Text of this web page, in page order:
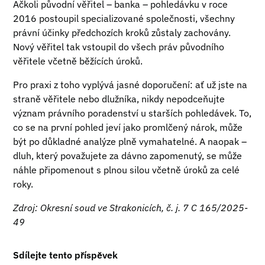
Ačkoli původní věřitel – banka – pohledávku v roce
2016 postoupil specializované společnosti, všechny
právní účinky předchozích kroků zůstaly zachovány.
Nový věřitel tak vstoupil do všech práv původního
věřitele včetně běžících úroků.
Pro praxi z toho vyplývá jasné doporučení: ať už jste na
straně věřitele nebo dlužníka, nikdy nepodceňujte
význam právního poradenství u starších pohledávek. To,
co se na první pohled jeví jako promlčený nárok, může
být po důkladné analýze plně vymahatelné. A naopak –
dluh, který považujete za dávno zapomenutý, se může
náhle připomenout s plnou silou včetně úroků za celé
roky.
Zdroj: Okresní soud ve Strakonicích, č. j. 7 C 165/2025-
49
Sdílejte tento příspěvek